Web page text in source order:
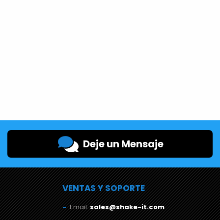
Deje un Mensaje
VENTAS Y SOPORTE
Email:sales@shake-it.com